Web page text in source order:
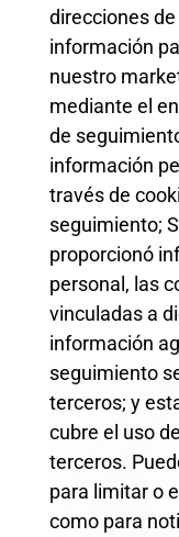
direcciones
información
nuestro
mediante el
de
información
través de
seguimiento;
proporcionó
personal, las
vinculadas a
información
seguimiento
terceros; y
cubre el uso
terceros.
para limitar o
como para